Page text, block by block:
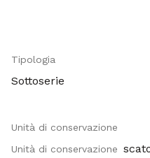
Tipologia
Sottoserie
Unità di conservazione
Unità di conservazione